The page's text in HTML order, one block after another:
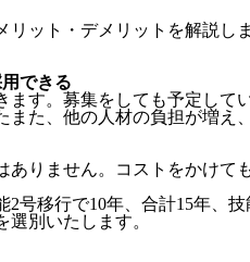
ット・デメリットを解説しま
できる
ます。募集をしても予定し
た、他の人材の負担が増え
りません。コストをかけ
2号移行で10年、合計15年、
別いたします。